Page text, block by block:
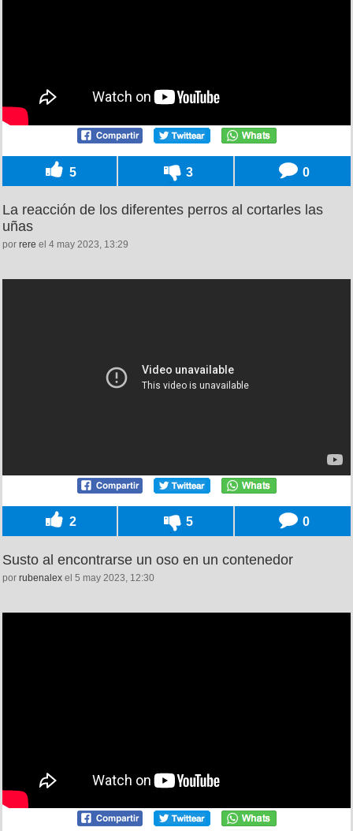
5 3 0
La reacción de los diferentes perros al cortarles las
uñas
por rere el 4 may 2023, 13:29
2 5 0
Susto al encontrarse un oso en un contenedor
por rubenalex el 5 may 2023, 12:30